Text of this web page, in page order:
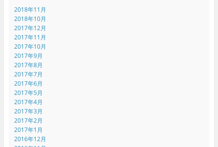
2018年11月
2018年10月
2017年12月
2017年11月
2017年10月
2017年9月
2017年8月
2017年7月
2017年6月
2017年5月
2017年4月
2017年3月
2017年2月
2017年1月
2016年12月